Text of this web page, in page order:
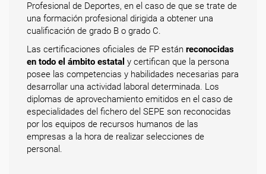
Profesional de Deportes, en el caso de que se trate de
una formación profesional dirigida a obtener una
cualificación de grado B o grado C.
Las certificaciones oficiales de FP están reconocidas
en todo el ámbito estatal y certifican que la persona
posee las competencias y habilidades necesarias para
desarrollar una actividad laboral determinada. Los
diplomas de aprovechamiento emitidos en el caso de
especialidades del fichero del SEPE son reconocidas
por los equipos de recursos humanos de las
empresas a la hora de realizar selecciones de
personal.